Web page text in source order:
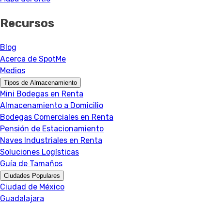
Recursos
Blog
Acerca de SpotMe
Medios
Tipos de Almacenamiento
Mini Bodegas en Renta
Almacenamiento a Domicilio
Bodegas Comerciales en Renta
Pensión de Estacionamiento
Naves Industriales en Renta
Soluciones Logísticas
Guía de Tamaños
Ciudades Populares
Ciudad de México
Guadalajara